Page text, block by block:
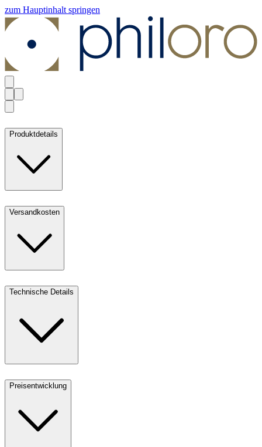
zum Hauptinhalt springen
Produktdetails
Versandkosten
Technische Details
Preisentwicklung